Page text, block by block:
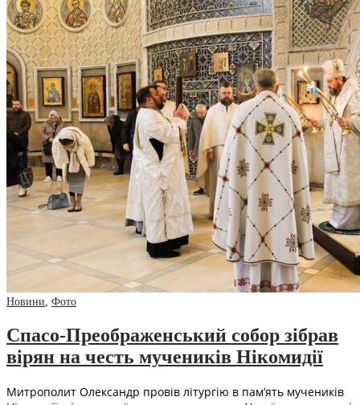
Новини Фото
Спасо-Преображенський собор зібрав
вірян на честь мучеників Нікомидії
Митрополит Олександр провів літургію в пам’ять мучеників